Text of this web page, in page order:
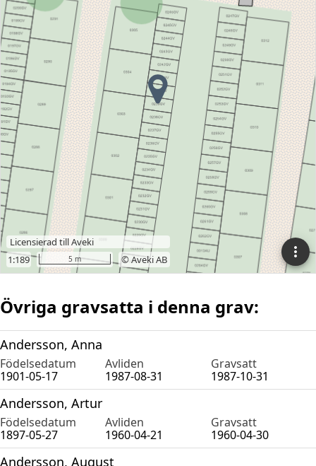
Övriga gravsatta i denna grav:
Andersson, Anna
Födelsedatum Avliden
Gravsatt
1901-05-17
1987-08-31 1987-10-31
Andersson, Artur
Födelsedatum Avliden
Gravsatt
1897-05-27
1960-04-21 1960-04-30
Andersson, August